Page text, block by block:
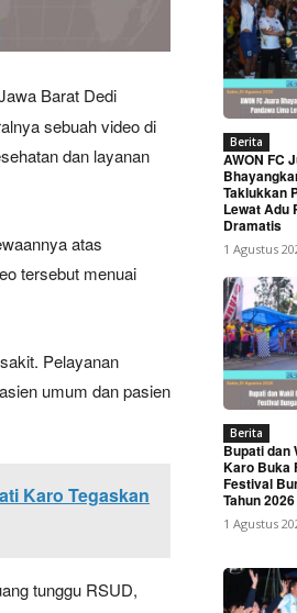
Barat Dedi
sebuah video di
dan layanan
atas
tersebut menuai
Pelayanan
umum dan pasien
Karo Tegaskan
tunggu RSUD,
Berita
AWON FC
Taklukkan
Lewat Adu
Dramatis
1 Agustus
Berita
Bupati dan
Karo Buka
Festival
Tahun 2026
1 Agustus